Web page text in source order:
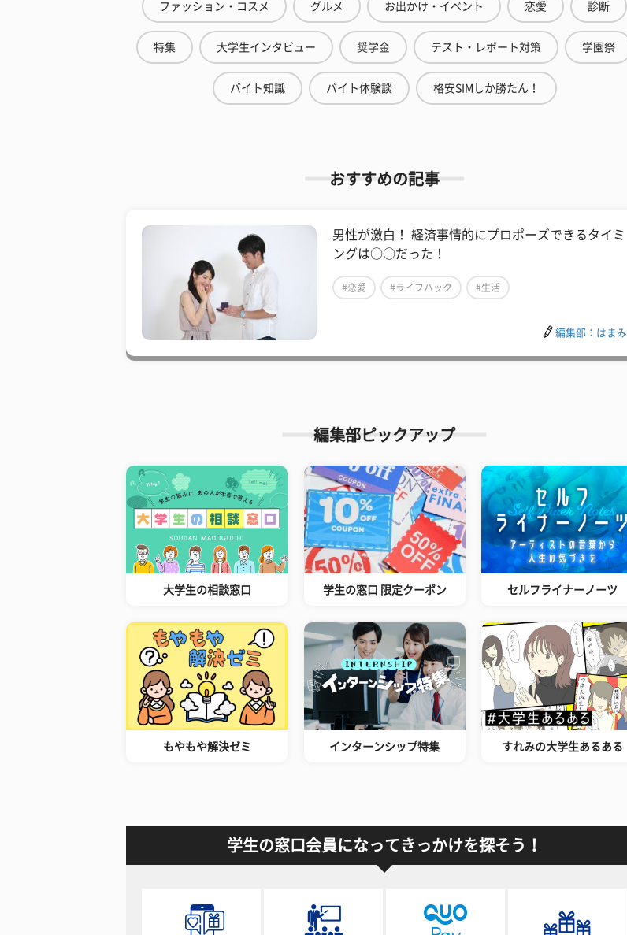
ファッション・コスメ グルメ お出かけ・イベント 恋愛 診断
特集 大学生インタビュー 奨学金 テスト・レポート対策 学園祭
バイト知識 バイト体験談 格安SIMしか勝たん！
おすすめの記事
男性が激白！ 経済事情的にプロポーズできるタイミ
ングは○○だった！
#恋愛 #ライフハック #生活
編集部：はまみ
編集部ピックアップ
大学生の相談窓口 学生の窓口 限定クーポン セルフライナーノーツ
もやもや解決ゼミ インターンシップ特集 すれみの大学生あるある
学生の窓口会員になってきっかけを探そう！